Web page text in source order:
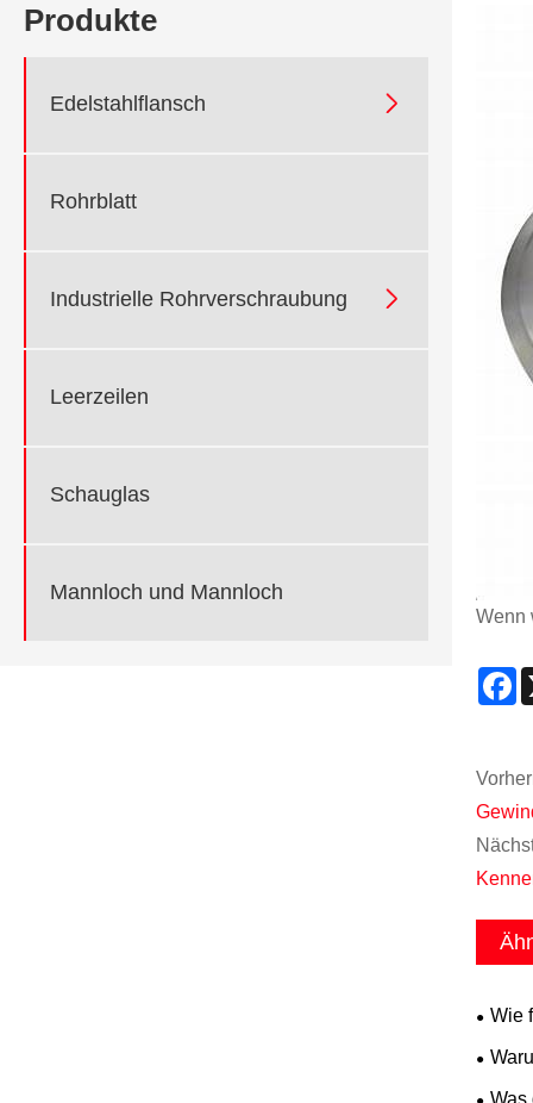
Produkte
Edelstahlflansch 
Rohrblatt
Industrielle Rohrverschraubung 
Leerzeilen
Schauglas
Mannloch und Mannloch
Wenn
Wie
Was